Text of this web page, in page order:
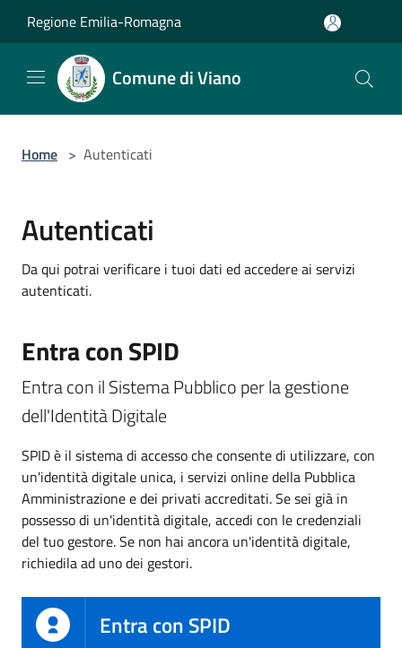
Regione Emilia-Romagna
Comune di Viano
Home > Autenticati
Autenticati
Da qui potrai verificare i tuoi dati ed accedere ai servizi
autenticati.
Entra con SPID
Entra con il Sistema Pubblico per la gestione
dell'Identità Digitale
SPID è il sistema di accesso che consente di utilizzare, con
un'identità digitale unica, i servizi online della Pubblica
Amministrazione e dei privati accreditati. Se sei già in
possesso di un'identità digitale, accedi con le credenziali
del tuo gestore. Se non hai ancora un'identità digitale,
richiedila ad uno dei gestori.
Entra con SPID